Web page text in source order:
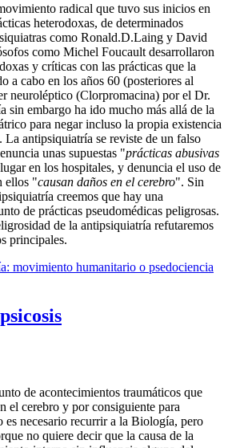
radical que tuvo sus inicios en
heterodoxas, de determinados
como Ronald.D.Laing y David
como Michel Foucault desarrollaron
y críticas con las prácticas que la
a cabo en los años 60 (posteriores al
neuroléptico (Clorpromacina) por el Dr.
sin embargo ha ido mucho más allá de la
para negar incluso la propia existencia
La antipsiquiatría se reviste de un falso
unas supuestas "prácticas abusivas
en los hospitales, y denuncia el uso de
ellos "causan daños en el cerebro". Sin
creemos que hay una
de prácticas pseudomédicas peligrosas.
de la antipsiquiatría refutaremos
principales.
movimiento humanitario o psedociencia
de acontecimientos traumáticos que
el cerebro y por consiguiente para
es necesario recurrir a la Biología, pero
no quiere decir que la causa de la